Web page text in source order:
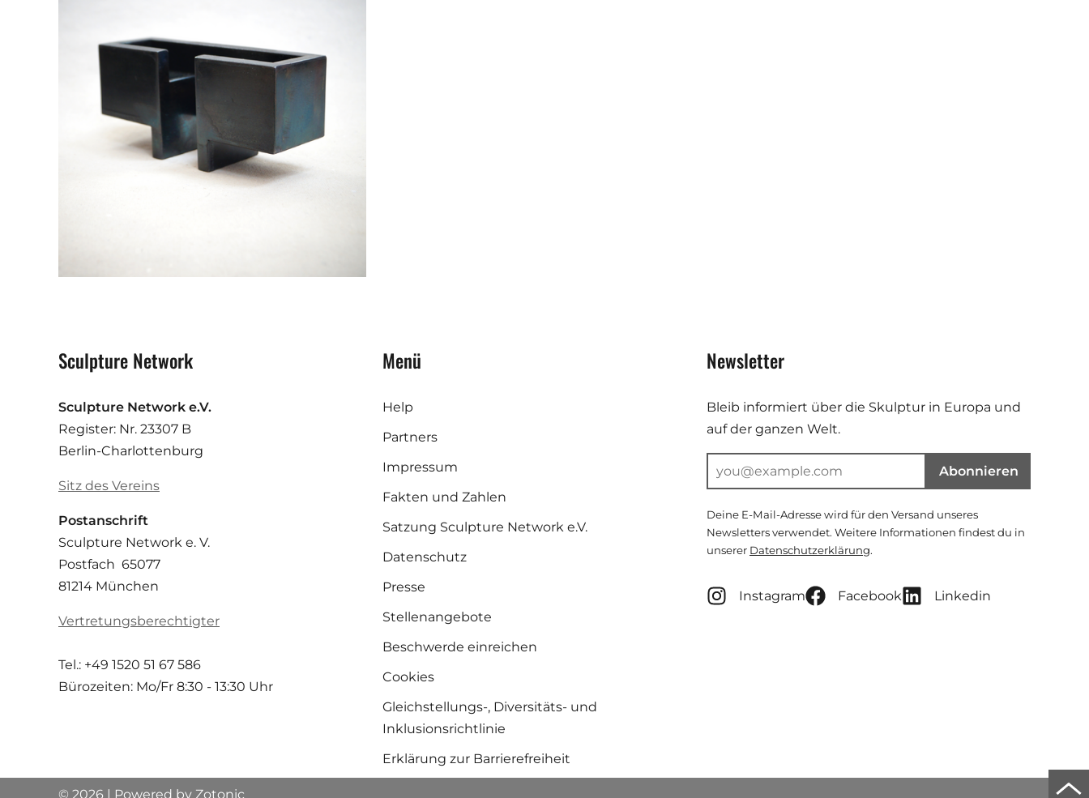
Sculpture Network
Sculpture Network e.V.
Register: Nr. 23307 B
Berlin-Charlottenburg
Sitz des Vereins
Postanschrift
Sculpture Network e. V.
Postfach 65077
81214 München
Vertretungsberechtigter
Tel.: +49 1520 51 67 586
Bürozeiten: Mo/Fr 8:30 - 13:30 Uhr
Menü
Help
Partners
Impressum
Fakten und Zahlen
Satzung Sculpture Network e.V.
Datenschutz
Presse
Stellenangebote
Beschwerde einreichen
Cookies
Gleichstellungs-, Diversitäts- und
Inklusionsrichtlinie
Erklärung zur Barrierefreiheit
Newsletter
Bleib informiert über die Skulptur in Europa und
auf der ganzen Welt.
Abonnieren
Deine E-Mail-Adresse wird für den Versand unseres
Newsletters verwendet. Weitere Informationen findest du in
unserer Datenschutzerklärung.
Instagram Facebook Linkedin
© 2026 | Powered by Zotonic